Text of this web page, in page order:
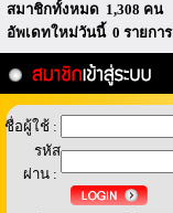
สมาชิกทั้งหมด 1,308 คน
อัพเดทใหม่วันนี้ 0 รายการ
ชื่อผู้ใช้ :
รหัส
ผ่าน :